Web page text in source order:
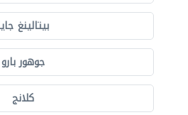
بيتالينغ
جوهور بارو
كلانج